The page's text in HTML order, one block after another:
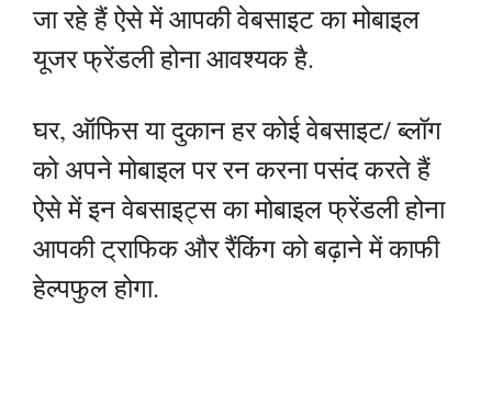
जा रहे हैं ऐसे में आपकी वेबसाइट का मोबाइल
यूजर फ्रेंडली होना आवश्यक है.
घर, ऑफिस या दुकान हर कोई वेबसाइट/ ब्लॉग
को अपने मोबाइल पर रन करना पसंद करते हैं
ऐसे में इन वेबसाइट्स का मोबाइल फ्रेंडली होना
आपकी ट्राफिक और रैंकिंग को बढ़ाने में काफी
हेल्पफुल होगा.